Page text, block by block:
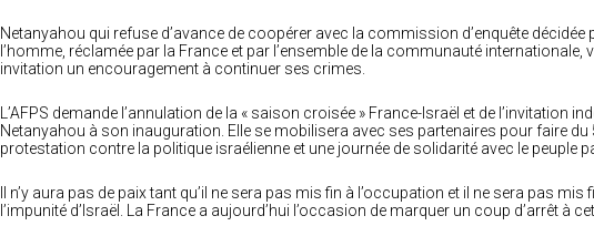
Netanyahou qui refuse d’avance de coopérer avec la commission d’enquête décidée
l’homme, réclamée par la France et par l’ensemble de la communauté internationale,
invitation un encouragement à continuer ses crimes.
L’AFPS demande l’annulation de la « saison croisée » France-Israël et de l’invitation
Netanyahou à son inauguration. Elle se mobilisera avec ses partenaires pour faire du
protestation contre la politique israélienne et une journée de solidarité avec le peuple
Il n’y aura pas de paix tant qu’il ne sera pas mis fin à l’occupation et il ne sera pas
l’impunité d’Israël. La France a aujourd’hui l’occasion de marquer un coup d’arrêt à